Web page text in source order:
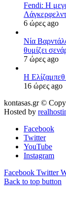
Fendi: Η
Λάγκερφελντ
6 ώρες ago
Νία
θυμίζει
7 ώρες ago
Η Ελίζαμπεθ
16 ώρες ago
kontasas.gr ©
Hosted by
Facebook
Twitter
YouTube
Instagram
Facebook Twitter
Back to top button